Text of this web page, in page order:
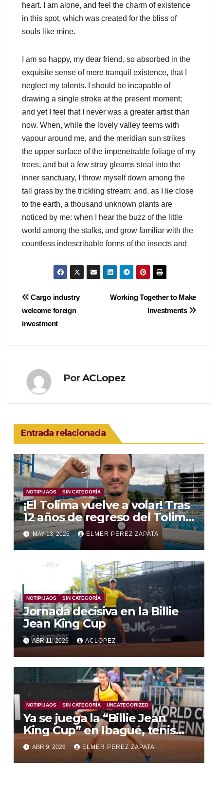
heart. I am alone, and feel the charm of existence
in this spot, which was created for the bliss of
souls like mine.
I am so happy, my dear friend, so absorbed in the
exquisite sense of mere tranquil existence, that I
neglect my talents. I should be incapable of
drawing a single stroke at the present moment;
and yet I feel that I never was a greater artist than
now. When, while the lovely valley teems with
vapour around me, and the meridian sun strikes
the upper surface of the impenetrable foliage of my
trees, and but a few stray gleams steal into the
inner sanctuary, I throw myself down among the
tall grass by the trickling stream; and, as I lie close
to the earth, a thousand unknown plants are
noticed by me: when I hear the buzz of the little
world among the stalks, and grow familiar with the
countless indescribable forms of the insects and
Navegación
de
Working Together to Make
Investments
Cargo industry
welcome foreign
investment
PorACLopez
Entrada relacionada
NOTIPIJAOS SIN CATEGORÍA
¡El Tolima vuelve a volar! Tras
12 años de regreso del Tolima
a los clavados nacionales
MAY 13, 2026 ELMER PEREZ ZAPATA
NOTIPIJAOS SIN CATEGORÍA
Jornada decisiva en la Billie
Jean King Cup
ABR 11, 2026 ACLOPEZ
NOTIPIJAOS SIN CATEGORÍA UNCATEGORIZED
Ya se juega la “Billie Jean
King Cup” en Ibagué, tenis
femenino del mas alto nivel
ABR 9, 2026 ELMER PEREZ ZAPATA